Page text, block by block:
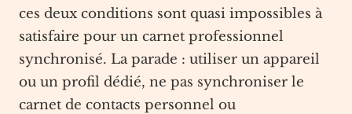
ces deux conditions sont quasi impossibles à
satisfaire pour un carnet professionnel
synchronisé. La parade : utiliser un appareil
ou un profil dédié, ne pas synchroniser le
carnet de contacts personnel ou